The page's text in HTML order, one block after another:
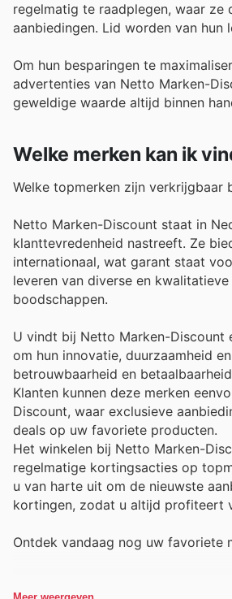
regelmatig te raadplegen, waar ze
aanbiedingen. Lid worden van
Om hun besparingen te
advertenties van Netto Marken-
geweldige waarde altijd binnen
Welke merken kan ik
Welke topmerken zijn verkrijgbaar
Netto Marken-Discount staat in
klanttevredenheid nastreeft. Ze
internationaal, wat garant staat
leveren van diverse en
boodschappen.
U vindt bij Netto Marken-Discount
om hun innovatie, duurzaamheid
betrouwbaarheid en
Klanten kunnen deze merken
Discount, waar exclusieve
deals op uw favoriete producten.
Het winkelen bij Netto Marken-
regelmatige kortingsacties op
u van harte uit om de nieuwste
kortingen, zodat u altijd profiteert
Ontdek vandaag nog uw favoriete